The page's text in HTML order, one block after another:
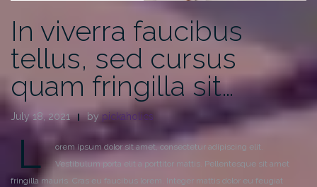
In viverra faucibus
tellus, sed cursus
quam fringilla sit…
July 18, 2021 by pickaholics
L
orem ipsum dolor sit amet, consectetur adipiscing elit.
Vestibulum porta elit a porttitor mattis. Pellentesque sit amet
fringilla mauris. Cras eu faucibus lorem. Integer mattis dolor eu feugiat